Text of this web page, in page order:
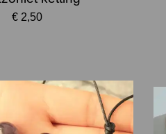
€ 2,50